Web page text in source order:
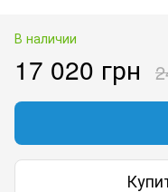
В наличии
17 020 грн